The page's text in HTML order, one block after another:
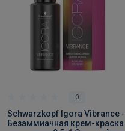
0
Schwarzkopf Igora Vibrance -
Безаммиачная крем-краска